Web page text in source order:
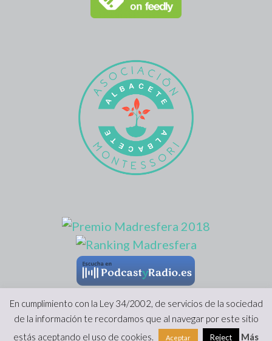
Copyright 2022 | Viviendo Montessori|Prensa Aviso Legal y
En cumplimiento con la Ley 34/2002, de servicios de la sociedad
de la información te recordamos que al navegar por este sitio
estás aceptando el uso de cookies.
Aceptar Reject Más